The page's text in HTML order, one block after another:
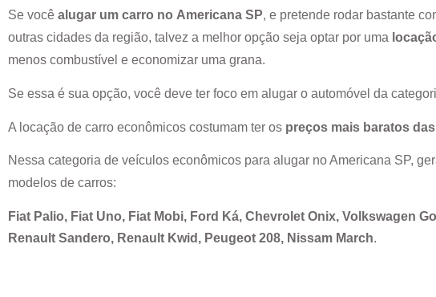
Se você alugar um carro no Americana SP, e pretende rodar bastante
outras cidades da região, talvez a melhor opção seja optar por uma
menos combustível e economizar uma grana.
Se essa é sua opção, você deve ter foco em alugar o automóvel da
A locação de carro econômicos costumam ter os preços mais baratos
Nessa categoria de veículos econômicos para alugar noAmericana SP,
modelos de carros:
Fiat Palio, Fiat Uno, Fiat Mobi, Ford Ká, Chevrolet Onix, Volkswagen
Renault Sandero, Renault Kwid, Peugeot 208, Nissam March.